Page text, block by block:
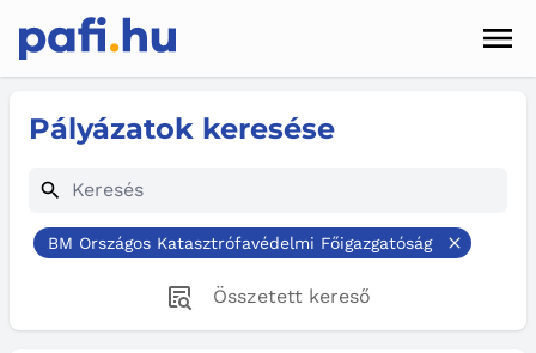
Sötét mód
Pályázatok keresése
BM Országos Katasztrófavédelmi Főigazgatóság
Összetett kereső